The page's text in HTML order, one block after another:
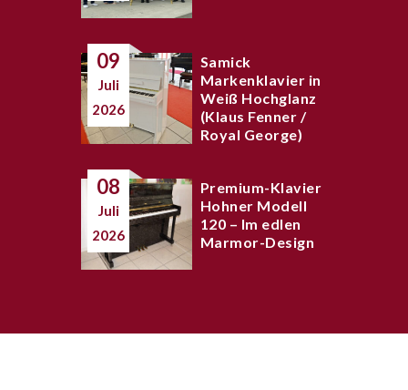
09
Juli
2026
Samick
Markenklavier in
Weiß Hochglanz
(Klaus Fenner /
Royal George)
08
Juli
2026
Premium-Klavier
Hohner Modell
120 – Im edlen
Marmor-Design